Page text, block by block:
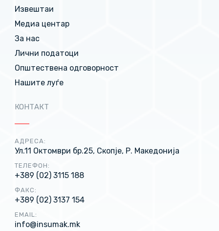
Извештаи
Медиа центар
За нас
Лични податоци
Општествена одговорност
Нашите луѓе
КОНТАКТ
АДРЕСА:
Ул.11 Октомври бр.25, Скопје, Р. Македонија
ТЕЛЕФОН:
+389 (02) 3115 188
ФАКС:
+389 (02) 3137 154
EMAIL:
info@insumak.mk